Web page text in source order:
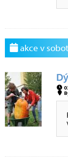
akce v